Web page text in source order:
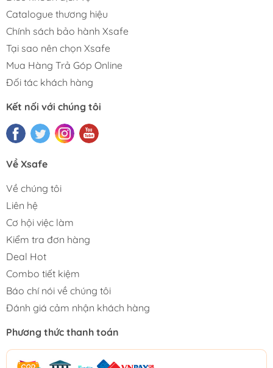
Catalogue thương hiệu
Chính sách bảo hành Xsafe
Tại sao nên chọn Xsafe
Mua Hàng Trả Góp Online
Đối tác khách hàng
Kết nối với chúng tôi
Về Xsafe
Về chúng tôi
Liên hệ
Cơ hội việc làm
Kiểm tra đơn hàng
Deal Hot
Combo tiết kiệm
Báo chí nói về chúng tôi
Đánh giá cảm nhận khách hàng
Phương thức thanh toán